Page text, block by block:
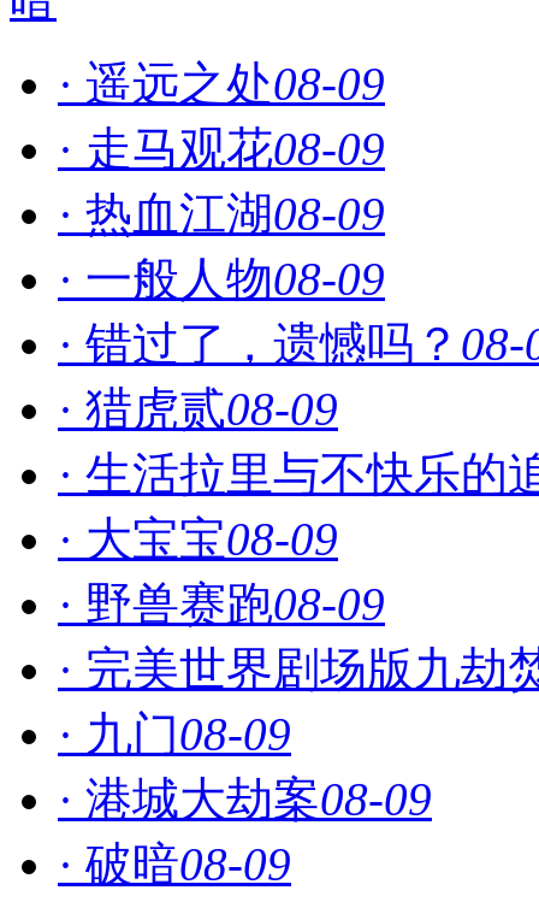
· 遥远之处08-09
· 走马观花08-09
· 热血江湖08-09
· 一般人物08-09
· 错过了，遗憾吗？ 08-
· 猎虎贰08-09
· 生活拉里与不快乐的
· 大宝宝08-09
· 野兽赛跑08-09
· ​完美世界剧场版九劫
· 九门08-09
· 港城大劫案08-09
· 破暗08-09